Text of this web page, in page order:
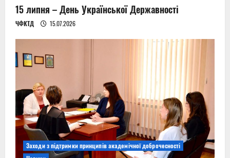
15 липня – День Української Державності
ЧФКТД 15.07.2026
Заходи з підтримки принципів академічної доброчесності